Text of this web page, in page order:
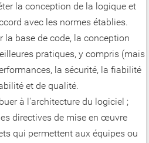
la conception de la logique et
avec les normes établies.
la base de code, la conception
pratiques, y compris (mais
la sécurité, la fiabilité
et de qualité.
à l'architecture du logiciel ;
directives de mise en œuvre
qui permettent aux équipes ou